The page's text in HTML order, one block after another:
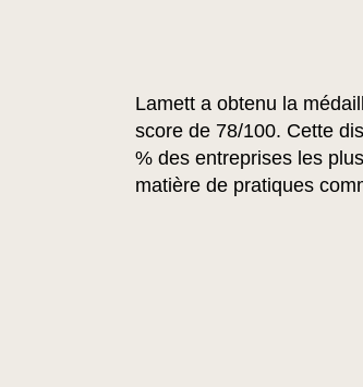
Lamett a obtenu la
score de 78/100. Cette
% des entreprises les
matière de pratiques